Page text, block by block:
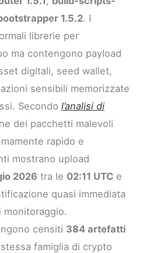
1.5.2. I
librerie per
ma contengono payload
digitali, seed wallet,
sensibili memorizzate
Secondol’analisi di
dei pacchetti malevoli
rapido e
mostrano upload
2026 tra le 02:11 UTC e
quasi immediata
censiti 384 artefatti
famiglia di crypto